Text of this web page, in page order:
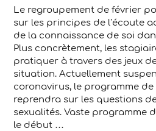
Le regroupement de février
sur les principes de l’écoute
de la connaissance de soi
Plus concrètement, les
pratiquer à travers des jeux
situation. Actuellement
coronavirus, le programme
reprendra sur les questions
sexualités. Vaste programme
le début …